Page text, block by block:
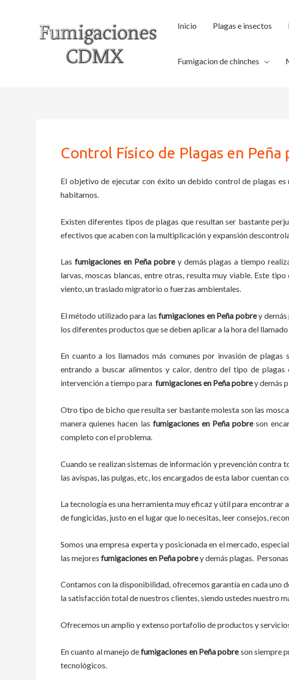
Inicio Plagas e insectos
Fumigacion de chinches
Control Físico de Plagas en Peña
El objetivo de ejecutar con éxito un debido control de plagas
habitamos.
Existen diferentes tipos de plagas que resultan ser bastante
efectivos que acaben con la multiplicación y expansión
Las fumigaciones en Peña pobre y demás plagas atiempo
larvas, moscas blancas, entre otras, resulta muy viable. Este
viento, un traslado migratorio o fuerzas ambientales.
El método utilizado para las fumigaciones en Peña pobrey demás
los diferentes productos que se deben aplicar a la hora del
En cuanto a los llamados más comunes por invasión de
entrando a buscar alimentos y calor, dentro del tipo de
intervención a tiempo para fumigacionesen Peña pobrey demás
Otro tipo de bicho que resulta ser bastante molesta son las
manera quienes hacen las fumigacionesen Peña pobreson
completo con el problema.
Cuando se realizan sistemas de información y prevención contra
las avispas, las pulgas, etc, los encargados de esta laborcuentan
La tecnología es una herramienta muy eficaz y útil para encontrar
de fungicidas, justo en el lugar que lo necesitas, leer consejos,
Somos una empresa experta y posicionada en el mercado,
las mejores fumigacionesen Peña pobrey demás plagas.
Contamos con la disponibilidad, ofrecemos garantía en cada uno
la satisfacción total de nuestros clientes, siendo ustedes nuestro
Ofrecemos un amplio y extenso portafolio de productos y
En cuanto almanejo defumigaciones en Peña pobreson siempre
tecnológicos.